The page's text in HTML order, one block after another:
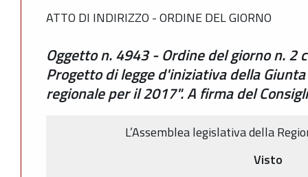
ATTO DI INDIRIZZO - ORDINE DEL GIORNO
Oggetto n. 4943 - Ordine del giorno n. 2
Progetto di legge d'iniziativa della
regionale per il 2017". A firma del
L’Assemblea legislativa della
Visto